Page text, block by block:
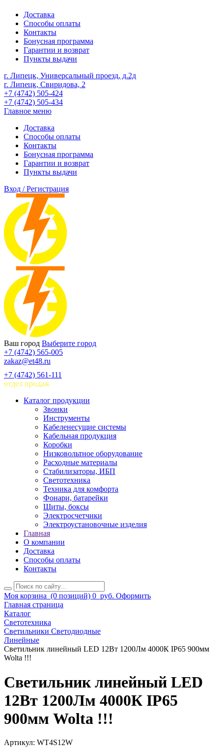
Доставка
Способы оплаты
Контакты
Бонусная программа
Гарантии и возврат
Пункты выдачи
г. Липецк, Универсальный проезд, д.2д
г. Липецк, Свиридова, 2
+7 (4742) 505-424
+7 (4742) 505-434
Главное меню
Доставка
Способы оплаты
Контакты
Бонусная программа
Гарантии и возврат
Пункты выдачи
Вход / Регистрация
Ваш город Выберите город
+7 (4742) 565-005
zakaz@et48.ru
+7 (4742) 561-111
отдел продаж
Каталог продукции
Звонки
Инструменты
Кабеленесущие системы
Кабельная продукция
Коробки
Низковольтное оборудование
Расходные материалы
Стабилизаторы, ИБП
Светотехника
Техника для комфорта
Фонари, батарейки
Щиты, боксы
Электросчетчики
Электроустановочные изделия
Главная
О компании
Доставка
Способы оплаты
Контакты
Моя корзина (0 позиций) 0 руб. Оформить
Главная страница
Каталог
Светотехника
Светильники Светодиодные
Линейные
Светильник линейный LED 12Вт 1200Лм 4000К IP65 900мм
Wolta !!!
Светильник линейный LED
12Вт 1200Лм 4000К IP65
900мм Wolta !!!
Артикул: WT4S12W